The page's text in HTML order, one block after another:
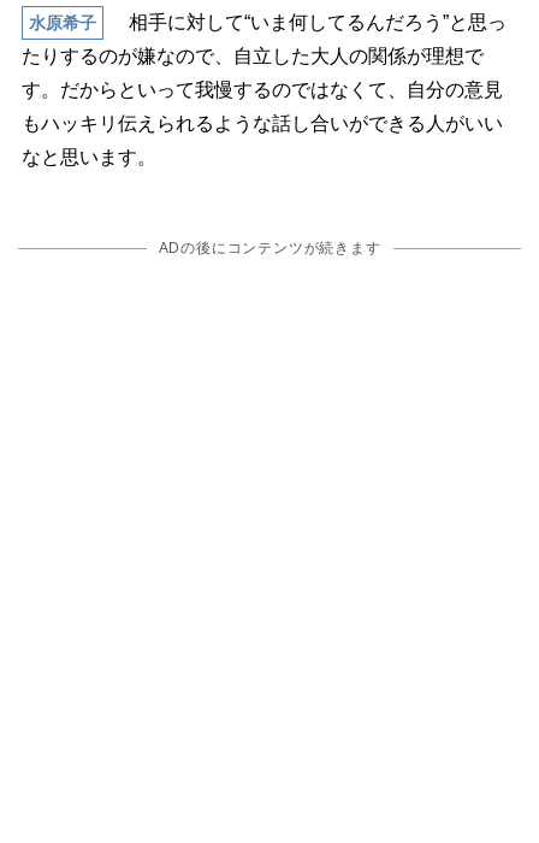
水原希子
相手に対して“いま何してるんだろう”と思っ
たりするのが嫌なので、自立した大人の関係が理想で
す。だからといって我慢するのではなくて、自分の意見
もハッキリ伝えられるような話し合いができる人がいい
なと思います。
ADの後にコンテンツが続きます